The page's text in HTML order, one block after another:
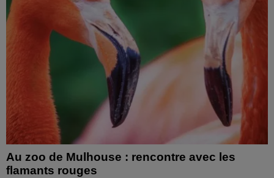
Au zoo de Mulhouse : rencontre avec les
flamants rouges